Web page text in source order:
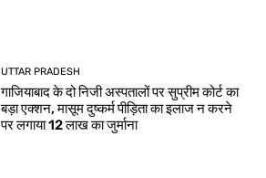
UTTAR PRADESH
गाजियाबाद के दो निजी अस्पतालों पर सुप्रीम कोर्ट का
बड़ा एक्शन, मासूम दुष्कर्म पीड़िता का इलाज न करने
पर लगाया 12 लाख का जुर्माना